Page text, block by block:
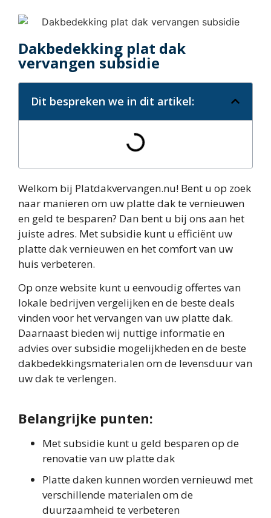
Dakbedekking plat dak
vervangen subsidie
Dit bespreken we in dit artikel:
Welkom bij Platdakvervangen.nu! Bent u op zoek
naar manieren om uw platte dak te vernieuwen
en geld te besparen? Dan bent u bij ons aan het
juiste adres. Met subsidie kunt u efficiënt uw
platte dak vernieuwen en het comfort van uw
huis verbeteren.
Op onze website kunt u eenvoudig offertes van
lokale bedrijven vergelijken en de beste deals
vinden voor het vervangen van uw platte dak.
Daarnaast bieden wij nuttige informatie en
advies over subsidie mogelijkheden en de beste
dakbedekkingsmaterialen om de levensduur van
uw dak te verlengen.
Belangrijke punten:
Met subsidie kunt u geld besparen op de
renovatie van uw platte dak
Platte daken kunnen worden vernieuwd met
verschillende materialen om de
duurzaamheid te verbeteren